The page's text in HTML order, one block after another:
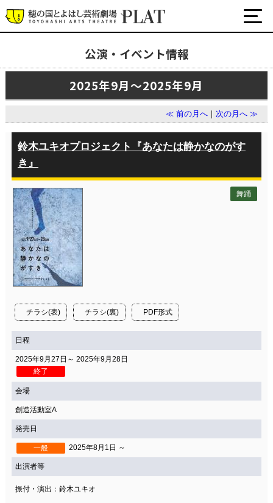
公式SNS
アクセシビリティ/
サービス
会員制度のご案内
座席表
プラットニュース
サイトマップ
公演・イベント情報
2025年9月～2025年9月
≪ 前の月へ ｜次の月へ ≫
鈴木ユキオプロジェクト『あなたは静かなのがす
き』
チラシ(表) チラシ(裏) PDF形式
舞踊
日程
2025年9月27日～ 2025年9月28日
終了
会場
創造活動室A
発売日
一般 2025年8月1日 ～
出演者等
振付・演出：鈴木ユキオ
最新の公演・イベント情報
演劇・ダンス・音楽など
イベント
プラットについて
チケット・座席表・鑑賞サポートなど
施設の利用について
サポート
関連団体・施設